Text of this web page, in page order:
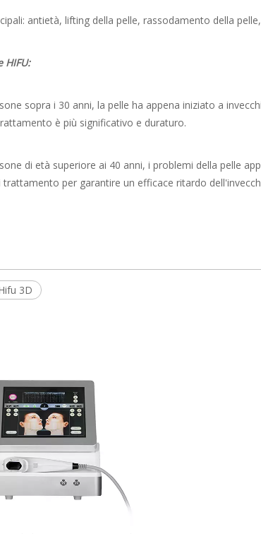
antietà, lifting della pelle, rassodamento della
HIFU:
sopra i 30 anni, la pelle ha appena iniziato a
è più significativo e duraturo.
di età superiore ai 40 anni, i problemi della pelle
per garantire un efficace ritardo
3D